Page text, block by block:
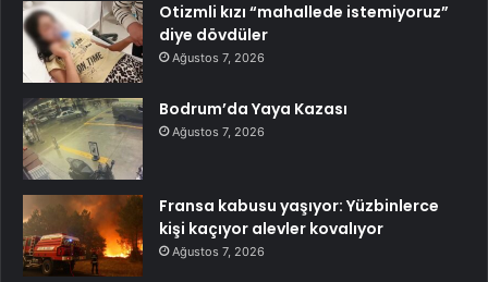
Otizmli kızı “mahallede istemiyoruz”
diye dövdüler
Ağustos 7, 2026
Bodrum’da Yaya Kazası
Ağustos 7, 2026
Fransa kabusu yaşıyor: Yüzbinlerce
kişi kaçıyor alevler kovalıyor
Ağustos 7, 2026